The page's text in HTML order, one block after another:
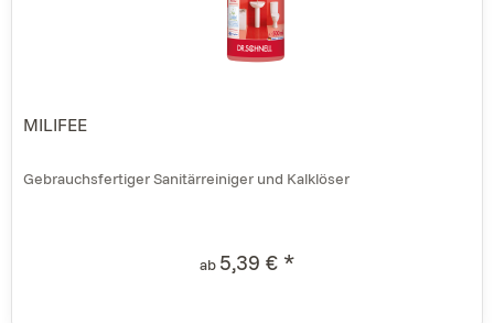
MILIFEE
Gebrauchsfertiger Sanitärreiniger und Kalklöser
ab 5,39 € *